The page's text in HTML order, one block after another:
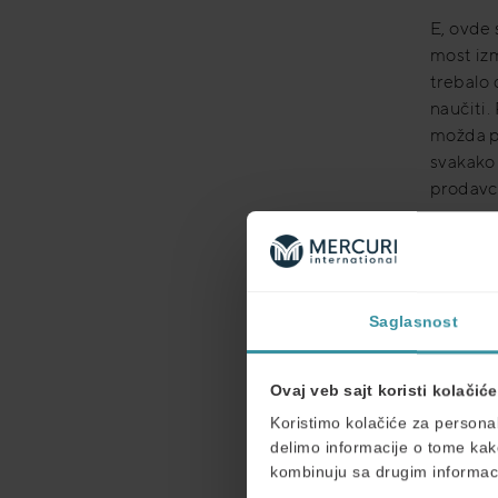
Saglasnost
Ovaj veb sajt koristi kolačiće
Koristimo kolačiće za
delimo informacije o tome
kombinuju sa drugim
E, ovde
most
trebalo
naučiti.
možda
počeo
recimo,